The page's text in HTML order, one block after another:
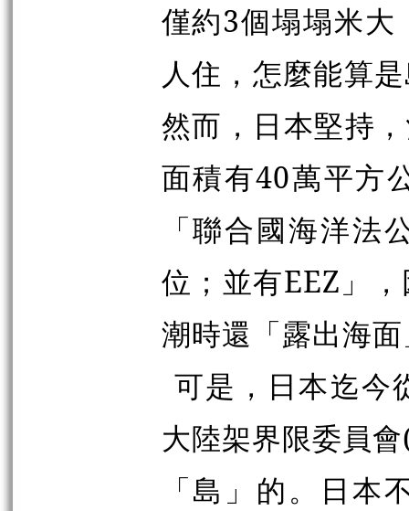
僅約3個塌塌米大
人住，怎麼能算
然而，日本堅持
面積有40萬平方
「聯合國海洋法
位；並有EEZ」
潮時還「露出海
可是，日本迄今
大陸架界限委員
「島」的。日本